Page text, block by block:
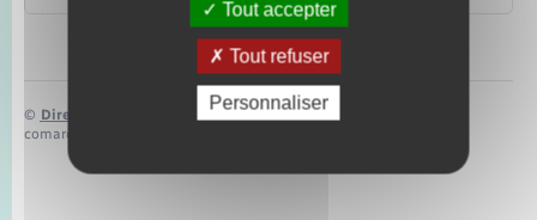
© Direction de l’information légale et administrative
comarquage developpé par
Tout accepter
Tout refuser
Personnaliser